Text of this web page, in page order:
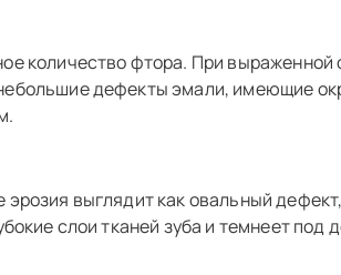
количество фтора. При выраженной
дефекты эмали, имеющие
выглядит как овальный
слои тканей зуба и темнеет под